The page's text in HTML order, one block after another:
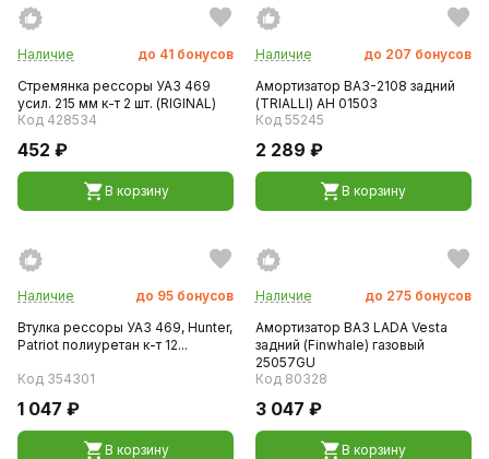
Наличие до 41 бонусов
Стремянка рессоры УАЗ 469
усил. 215 мм к-т 2 шт. (RIGINAL)
Код 428534
452 ₽
В корзину
Наличие до 207 бонусов
Амортизатор ВАЗ-2108 задний
(TRIALLI) AH 01503
Код 55245
2 289 ₽
В корзину
Наличие до 95 бонусов
Втулка рессоры УАЗ 469, Hunter,
Patriot полиуретан к-т 12...
Код 354301
1 047 ₽
В корзину
Наличие до 275 бонусов
Амортизатор ВАЗ LADA Vesta
задний (Finwhale) газовый
25057GU
Код 80328
3 047 ₽
В корзину